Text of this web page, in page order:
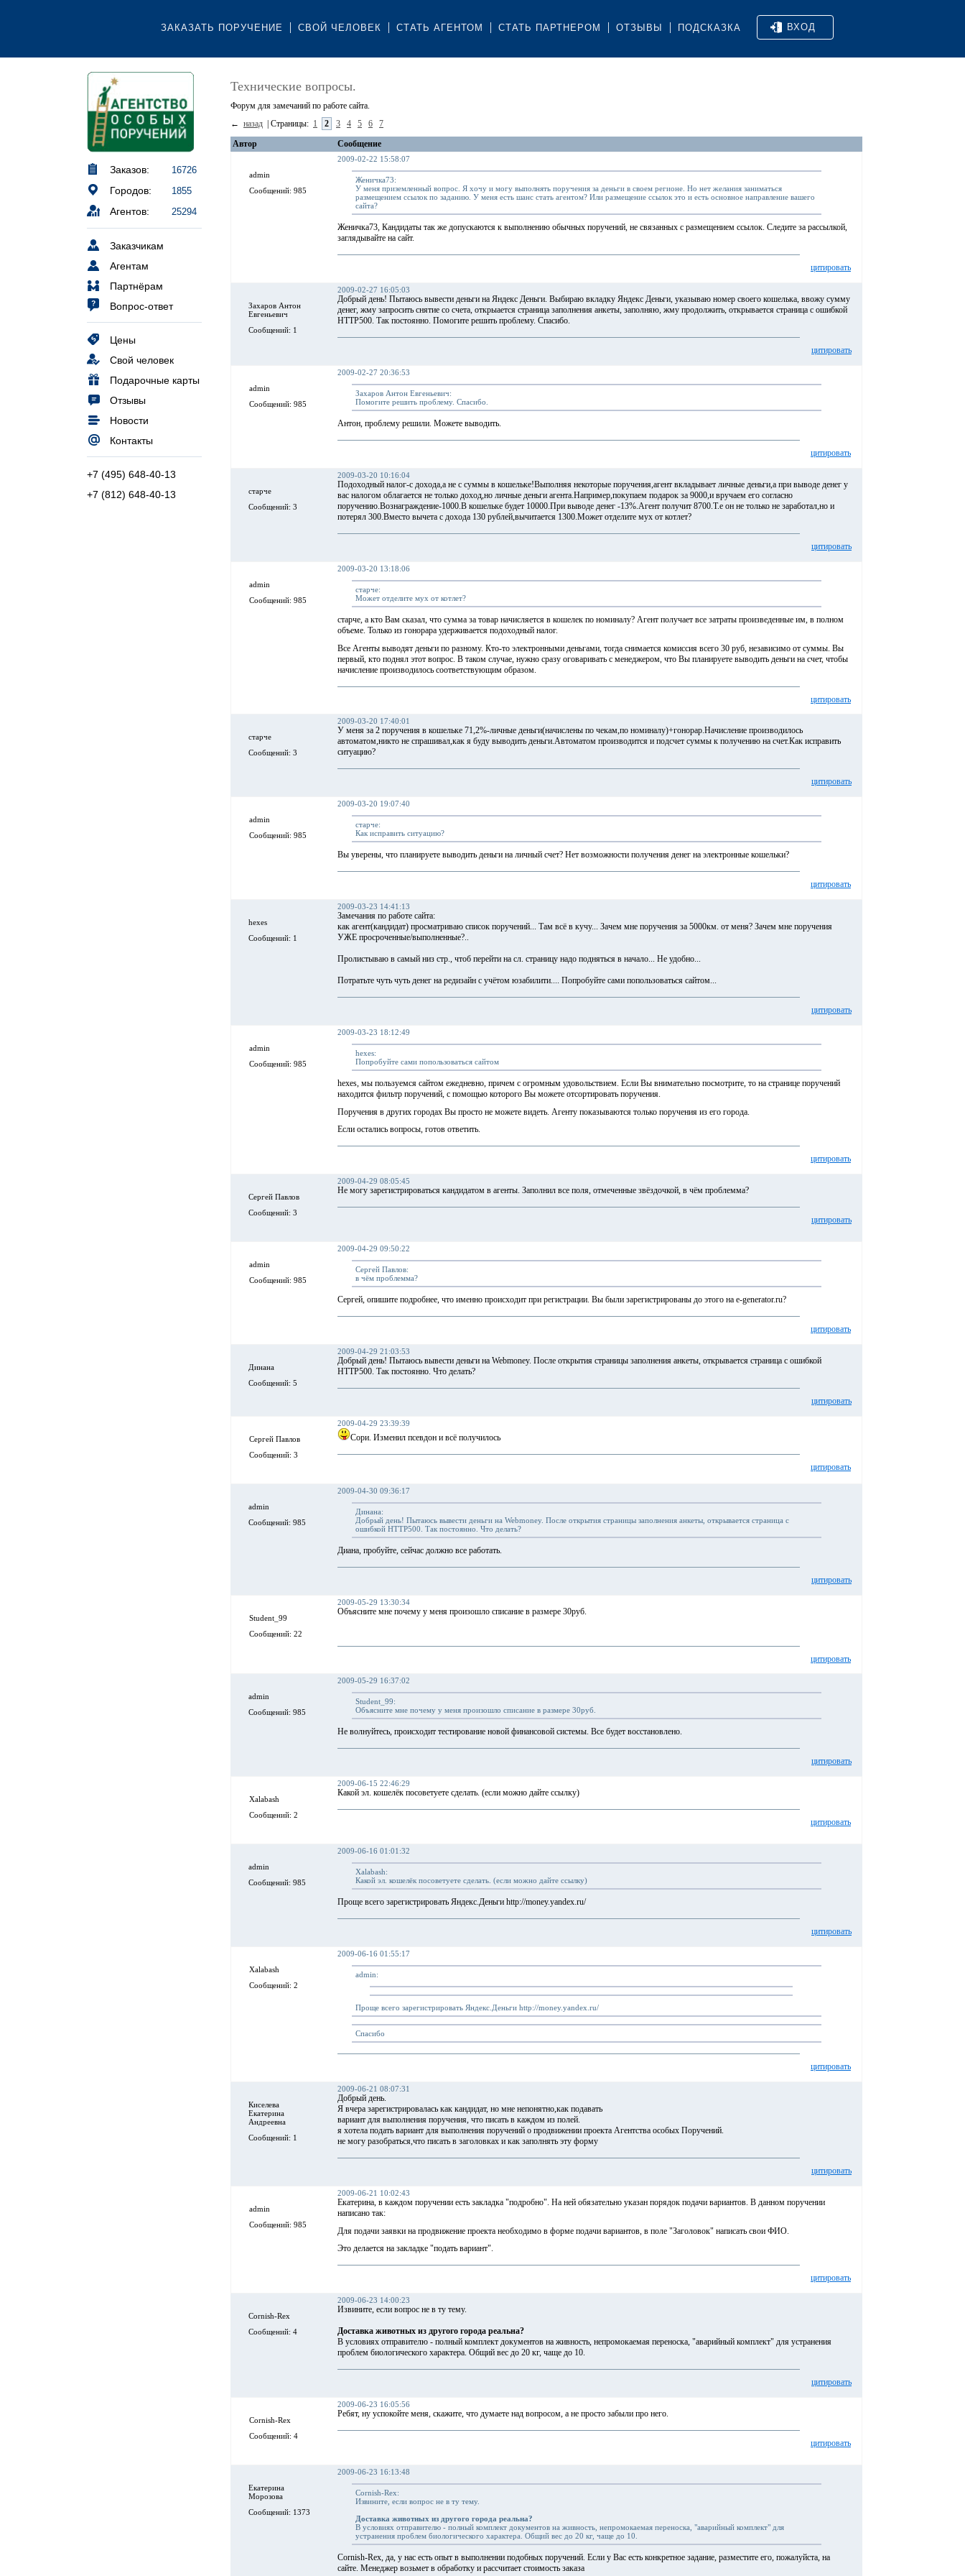
ЗАКАЗАТЬ ПОРУЧЕНИЕ СВОЙ ЧЕЛОВЕК СТАТЬ АГЕНТОМ СТАТЬ ПАРТНЕРОМ ОТЗЫВЫ ПОДСКАЗКА ВХОД
Заказов: 16726
Городов: 1855
Агентов: 25294
Заказчикам
Агентам
Партнёрам
Вопрос-ответ
Цены
Свой человек
Подарочные карты
Отзывы
Новости
Контакты
+7 (495) 648-40-13
+7 (812) 648-40-13
Технические вопросы.
Форум для замечаний по работе сайта.
← назад | Страницы: 1 2 3 4 5 6
7
Автор
Сообщение
admin
Сообщений: 985
2009-02-22 15:58:07
Женичка73:
У меня приземленный вопрос. Я хочу и могу выполнять поручения за деньги в своем регионе. Но нет желания заниматься
размещением ссылок по заданию. У меня есть шанс стать агентом? Или размещение ссылок это и есть основное направление вашего
сайта?
Женичка73, Кандидаты так же допускаются к выполнению обычных поручений, не связанных с размещением ссылок. Следите за рассылкой,
заглядывайте на сайт.
цитировать
Захаров Антон
Евгеньевич
Сообщений: 1
2009-02-27 16:05:03
Добрый день! Пытаюсь вывести деньги на Яндекс Деньги. Выбираю вкладку Яндекс Деньги, указываю номер своего кошелька, ввожу сумму
денег, жму запросить снятие со счета, открыается страница заполнения анкеты, заполняю, жму продолжить, открывается страница с ошибкой
HTTP500. Так постоянно. Помогите решить проблему. Спасибо.
цитировать
admin
Сообщений: 985
2009-02-27 20:36:53
Захаров Антон Евгеньевич:
Помогите решить проблему. Спасибо.
Антон, проблему решили. Можете выводить.
цитировать
старче
Сообщений: 3
2009-03-20 10:16:04
Подоходный налог-с дохода,а не с суммы в кошельке!Выполняя некоторые поручения,агент вкладывает личные деньги,а при выводе денег у
вас налогом облагается не только доход,но личные деньги агента.Например,покупаем подарок за 9000,и вручаем его согласно
поручению.Вознаграждение-1000.В кошельке будет 10000.При выводе денег -13%.Агент получит 8700.Т.е он не только не заработал,но и
потерял 300.Вместо вычета с дохода 130 рублей,вычитается 1300.Может отделите мух от котлет?
цитировать
admin
Сообщений: 985
2009-03-20 13:18:06
старче:
Может отделите мух от котлет?
старче, а кто Вам сказал, что сумма за товар начисляется в кошелек по номиналу? Агент получает все затраты произведенные им, в полном
объеме. Только из гонорара удерживается подоходный налог.
Все Агенты выводят деньги по разному. Кто-то электронными деньгами, тогда снимается комиссия всего 30 руб, независимо от суммы. Вы
первый, кто поднял этот вопрос. В таком случае, нужно сразу оговаривать с менеджером, что Вы планируете выводить деньги на счет, чтобы
начисление производилось соответствующим образом.
цитировать
старче
Сообщений: 3
2009-03-20 17:40:01
У меня за 2 поручения в кошельке 71,2%-личные деньги(начислены по чекам,по номиналу)+гонорар.Начисление производилось
автоматом,никто не спрашивал,как я буду выводить деньги.Автоматом производится и подсчет суммы к получению на счет.Как исправить
ситуацию?
цитировать
admin
Сообщений: 985
2009-03-20 19:07:40
старче:
Как исправить ситуацию?
Вы уверены, что планируете выводить деньги на личный счет? Нет возможности получения денег на электронные кошельки?
цитировать
hexes
Сообщений: 1
2009-03-23 14:41:13
Замечания по работе сайта:
как агент(кандидат) просматриваю список поручений... Там всё в кучу... Зачем мне поручения за 5000км. от меня? Зачем мне поручения
УЖЕ просроченные/выполненные?..
Пролистываю в самый низ стр., чтоб перейти на сл. страницу надо подняться в начало... Не удобно...
Потратьте чуть чуть денег на редизайн с учётом юзабилити.... Попробуйте сами попользоваться сайтом...
цитировать
admin
Сообщений: 985
2009-03-23 18:12:49
hexes:
Попробуйте сами попользоваться сайтом
hexes, мы пользуемся сайтом ежедневно, причем с огромным удовольствием. Если Вы внимательно посмотрите, то на странице поручений
находится фильтр поручений, с помощью которого Вы можете отсортировать поручения.
Поручения в других городах Вы просто не можете видеть. Агенту показываются только поручения из его города.
Если остались вопросы, готов ответить.
цитировать
Сергей Павлов
Сообщений: 3
2009-04-29 08:05:45
Не могу зарегистрироваться кандидатом в агенты. Заполнил все поля, отмеченные звёздочкой, в чём проблемма?
цитировать
admin
Сообщений: 985
2009-04-29 09:50:22
Сергей Павлов:
в чём проблемма?
Сергей, опишите подробнее, что именно происходит при регистрации. Вы были зарегистрированы до этого на e-generator.ru?
цитировать
Динана
Сообщений: 5
2009-04-29 21:03:53
Добрый день! Пытаюсь вывести деньги на Webmoney. После открытия страницы заполнения анкеты, открывается страница с ошибкой
HTTP500. Так постоянно. Что делать?
цитировать
Сергей Павлов
Сообщений: 3
2009-04-29 23:39:39
Сори. Изменил псевдон и всё получилось
цитировать
admin
Сообщений: 985
2009-04-30 09:36:17
Динана:
Добрый день! Пытаюсь вывести деньги на Webmoney. После открытия страницы заполнения анкеты, открывается страница с
ошибкой HTTP500. Так постоянно. Что делать?
Диана, пробуйте, сейчас должно все работать.
цитировать
Student_99
Сообщений: 22
2009-05-29 13:30:34
Объясните мне почему у меня произошло списание в размере 30руб.
цитировать
admin
Сообщений: 985
2009-05-29 16:37:02
Student_99:
Объясните мне почему у меня произошло списание в размере 30руб.
Не волнуйтесь, происходит тестирование новой финансовой системы. Все будет восстановлено.
цитировать
Xalabash
Сообщений: 2
2009-06-15 22:46:29
Какой эл. кошелёк посоветуете сделать. (если можно дайте ссылку)
цитировать
admin
Сообщений: 985
2009-06-16 01:01:32
Xalabash:
Какой эл. кошелёк посоветуете сделать. (если можно дайте ссылку)
Проще всего зарегистрировать Яндекс.Деньги http://money.yandex.ru/
цитировать
Xalabash
Сообщений: 2
2009-06-16 01:55:17
admin:
Проще всего зарегистрировать Яндекс.Деньги http://money.yandex.ru/
Спасибо
цитировать
Киселева
Екатерина
Андреевна
Сообщений: 1
2009-06-21 08:07:31
Добрый день.
Я вчера зарегистрировалась как кандидат, но мне непонятно,как подавать
вариант для выполнения поручения, что писать в каждом из полей.
я хотела подать вариант для выполнения поручений о продвижении проекта Агентства особых Поручений.
не могу разобраться,что писать в заголовках и как заполнять эту форму
цитировать
admin
Сообщений: 985
2009-06-21 10:02:43
Екатерина, в каждом поручении есть закладка "подробно". На ней обязательно указан порядок подачи вариантов. В данном поручении
написано так:
Для подачи заявки на продвижение проекта необходимо в форме подачи вариантов, в поле "Заголовок" написать свои ФИО.
Это делается на закладке "подать вариант".
цитировать
Cornish-Rex
Сообщений: 4
2009-06-23 14:00:23
Извините, если вопрос не в ту тему.
Доставка животных из другого города реальна?
В условиях отправителю - полный комплект документов на живность, непромокаемая переноска, "аварийный комплект" для устранения
проблем биологического характера. Общий вес до 20 кг, чаще до 10.
цитировать
Cornish-Rex
Сообщений: 4
2009-06-23 16:05:56
Ребят, ну успокойте меня, скажите, что думаете над вопросом, а не просто забыли про него.
цитировать
Екатерина
Морозова
Сообщений: 1373
2009-06-23 16:13:48
Cornish-Rex:
Извините, если вопрос не в ту тему.
Доставка животных из другого города реальна?
В условиях отправителю - полный комплект документов на живность, непромокаемая переноска, "аварийный комплект" для
устранения проблем биологического характера. Общий вес до 20 кг, чаще до 10.
Cornish-Rex, да, у нас есть опыт в выполнении подобных поручений. Если у Вас есть конкретное задание, разместите его, пожалуйста, на
сайте. Менеджер возьмет в обработку и рассчитает стоимость заказа